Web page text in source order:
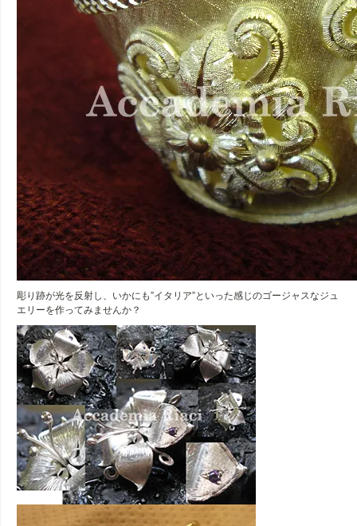
彫り跡が光を反射し、いかにも”イタリア”といった感じのゴージャスなジュ
エリーを作ってみませんか？